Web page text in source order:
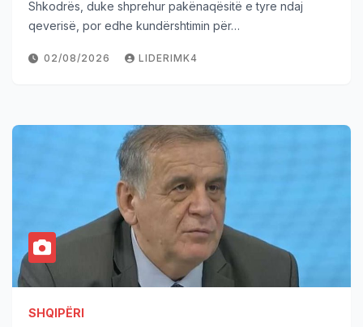
Shkodrës, duke shprehur pakënaqësitë e tyre ndaj
qeverisë, por edhe kundërshtimin për…
02/08/2026 LIDERIMK4
SHQIPËRI